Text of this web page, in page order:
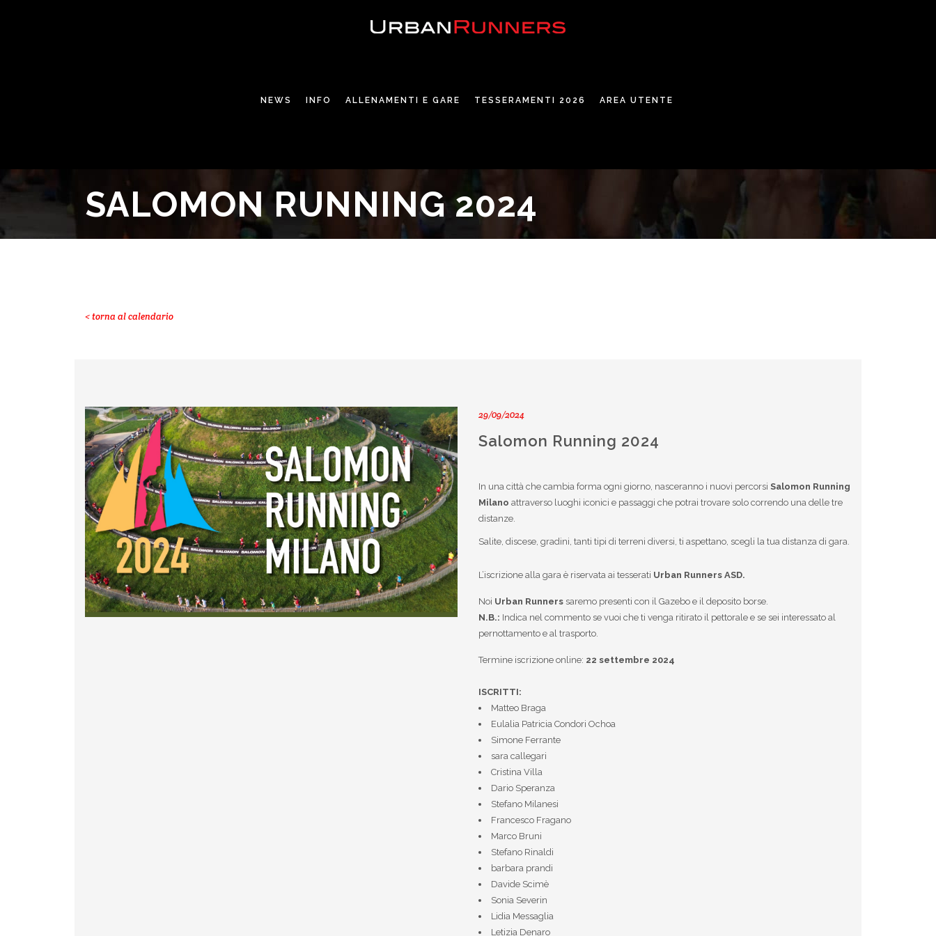
NEWS INFO ALLENAMENTI E GARE TESSERAMENTI 2026 AREA UTENTE
SALOMON RUNNING 2024
< torna al calendario
29/09/2024
Salomon Running 2024
In una città che cambia forma ogni giorno, nasceranno i nuovi percorsi Salomon Running
Milano attraverso luoghi iconici e passaggi che potrai trovare solo correndo una delle tre
distanze.
Salite, discese, gradini, tanti tipi di terreni diversi, ti aspettano, scegli la tua distanza di gara.
L’iscrizione alla gara è riservata ai tesserati Urban Runners ASD.
Noi Urban Runners saremo presenti con il Gazebo e il deposito borse.
N.B.: Indica nel commento se vuoi che ti venga ritirato il pettorale e se sei interessato al
pernottamento e al trasporto.
Termine iscrizione online: 22 settembre 2024
ISCRITTI:
Matteo Braga
Eulalia Patricia Condori Ochoa
Simone Ferrante
sara callegari
Cristina Villa
Dario Speranza
Stefano Milanesi
Francesco Fragano
Marco Bruni
Stefano Rinaldi
barbara prandi
Davide Scimè
Sonia Severin
Lidia Messaglia
Letizia Denaro